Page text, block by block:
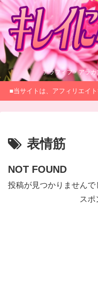
アラフィフ・アラ
■当サイトは、アフィリエイ
表情筋
NOT FOUND
投稿が見つかりませんで
スポ